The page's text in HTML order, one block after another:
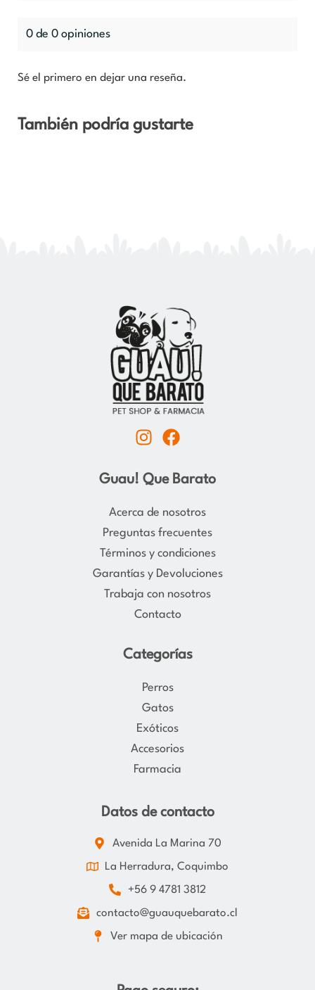
0 de 0 opiniones
Sé el primero en dejar una reseña.
También podría gustarte
I
s
t
a
r
a
m
F
c
e
b
o
k
Guau! Que Barato
Acerca de nosotros
Preguntas frecuentes
Términos y condiciones
Garantías y Devoluciones
Trabaja con nosotros
Contacto
Categorías
Perros
Gatos
Exóticos
Accesorios
Farmacia
Datos de contacto
Avenida La Marina 70
La Herradura, Coquimbo
+56 9 4781 3812
contacto@guauquebarato.cl
Ver mapa de ubicación